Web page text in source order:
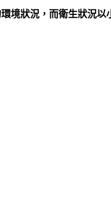
境狀況，而衛生狀況